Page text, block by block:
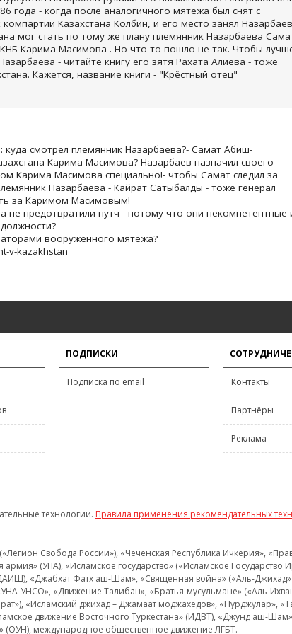
года - когда после аналогичного мятежа был снят с
Казахстана Колбин, и его место занял
мог стать по тому же плану племянник Назарбаева
Карима Масимова . Но что то пошло не так. Чтобы
- читайте книгу его зятя Рахата Алиева - тоже
Кажется, название книги - "Крёстный отец"
куда смотрел племянник Назарбаева?- Самат Абиш-
Карима Масимова? Назарбаев назначил своего
Карима Масимова специально!- чтобы Самат следил за
Назарбаева - Кайрат Сатыбалды - тоже генерал
за Каримом Масимовым!
не предотвратили путч - потому что они некомпетентные
вооружённого мятежа?
v-kazakhstan
ПОДПИСКИ
Подписка по email Контакты
Партнёры
Реклама
технологии. Правила применения рекомендательных
Свобода России»), «Чеченская Республика Ичкерия»,
(УПА), «Исламское государство» («Исламское
«Джабхат Фатх аш-Шам», «Священная война» («Аль-Джихад»
УНСО», «Движение Талибан», «Братья-мусульмане» («Аль-
«Исламский джихад – Джамаат моджахедов», «Нурджулар»,
движение Восточного Туркестана» (ИДВТ), «Джунд аш-
(ОУН), международное общественное движение ЛГБТ.